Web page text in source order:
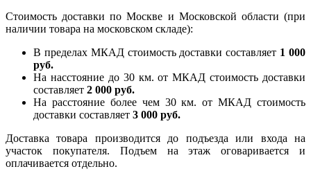
Стоимость доставки по Москве и Московской области (при
наличии товара на московском складе):
В пределах МКАД стоимость доставки составляет 1 000
руб.
На насcтояние до 30 км. от МКАД стоимость доставки
составляет 2 000 руб.
На расстояние более чем 30 км. от МКАД стоимость
доставки составляет 3 000 руб.
Доставка товара производится до подъезда или входа на
участок покупателя. Подъем на этаж оговаривается и
оплачивается отдельно.